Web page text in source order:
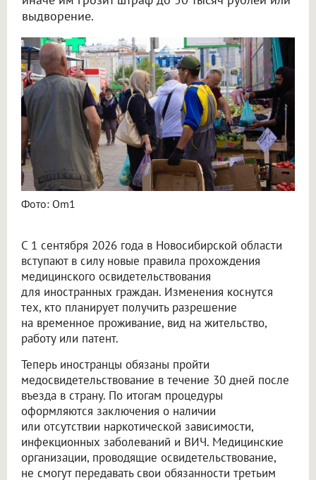
выдворение.
Фото: Om1
С 1 сентября 2026 года в Новосибирской области
вступают в силу новые правила прохождения
медицинского освидетельствования
для иностранных граждан. Изменения коснутся
тех, кто планирует получить разрешение
на временное проживание, вид на жительство,
работу или патент.
Теперь иностранцы обязаны пройти
медосвидетельствование в течение 30 дней после
въезда в страну. По итогам процедуры
оформляются заключения о наличии
или отсутствии наркотической зависимости,
инфекционных заболеваний и ВИЧ. Медицинские
организации, проводящие освидетельствование,
не смогут передавать свои обязанности третьим